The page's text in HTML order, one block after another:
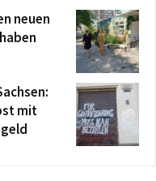
neuen
mit